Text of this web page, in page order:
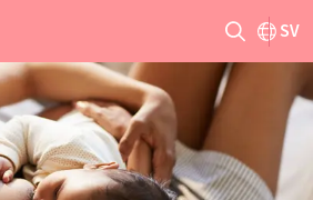
SV